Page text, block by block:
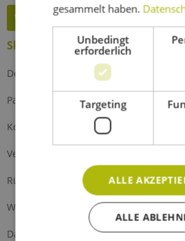
Widerruf erklären
Shop Service
Defektes Produkt
Partnerprogramm
Kontakt
Versand und Zahlung
Rückgabe
Widerrufsrecht
Datenschutz
gesammelt haben.
Unbedingt
erforderlich
Targeting
ALLE
ALLE